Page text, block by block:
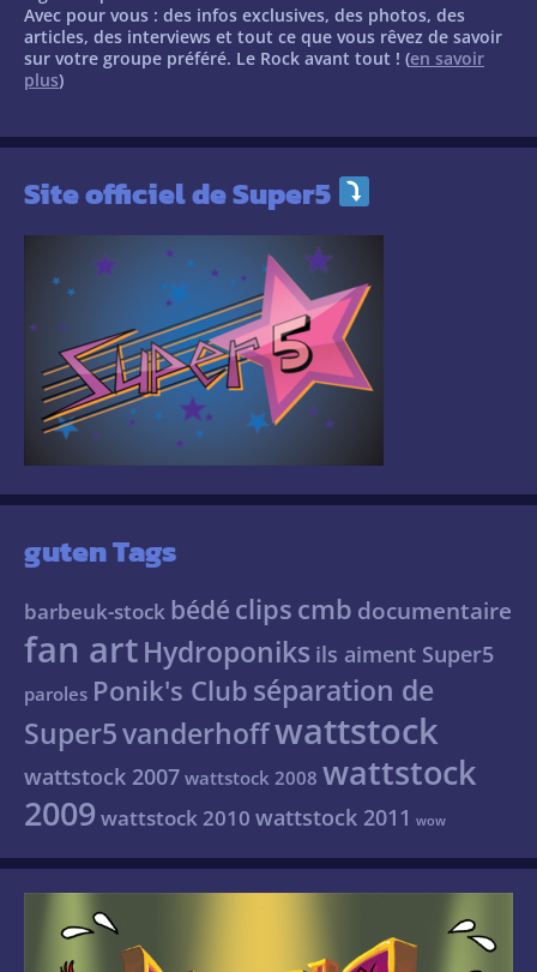
Avec pour vous : des infos exclusives, des photos, des
articles, des interviews et tout ce que vous rêvez de savoir
sur votre groupe préféré. Le Rock avant tout ! (en savoir
plus)
Site officiel de Super5
guten Tags
barbeuk-stock bédé clips cmb documentaire
fan artHydroponiks ils aiment Super5
paroles Ponik's Club séparation de
Super5vanderhoffwattstock
wattstock 2007 wattstock 2008 wattstock
2009 wattstock 2010 wattstock 2011 wow